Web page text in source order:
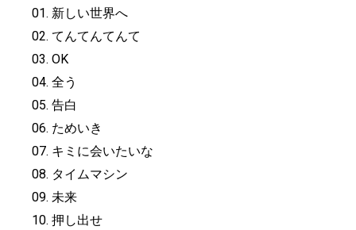
01. 新しい世界へ
02. てんてんてんて
03. OK
04. 全う
05. 告白
06. ためいき
07. キミに会いたいな
08. タイムマシン
09. 未来
10. 押し出せ